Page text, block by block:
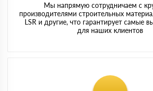
Мы напрямую сотрудничаем с
производителями строительных
LSR и другие, что гарантирует самые
для наших клиентов